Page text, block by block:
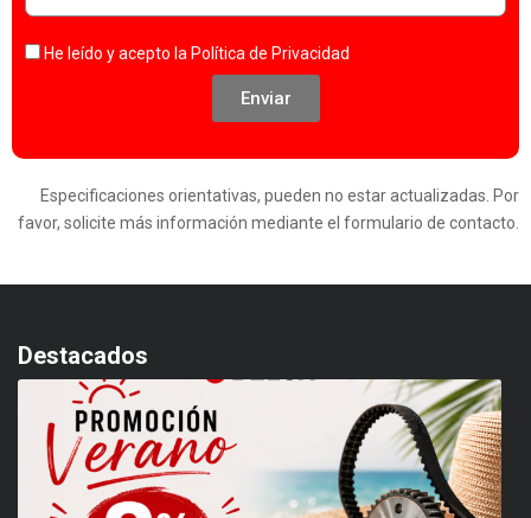
He leído y acepto la Política de Privacidad
Enviar
Especificaciones orientativas, pueden no estar actualizadas. Por
favor, solicite más información mediante el formulario de contacto.
Destacados